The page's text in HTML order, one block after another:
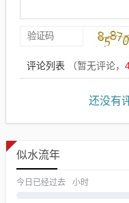
评论列表 （暂无评论，
还没有
似水流年
今日已经过去 小时